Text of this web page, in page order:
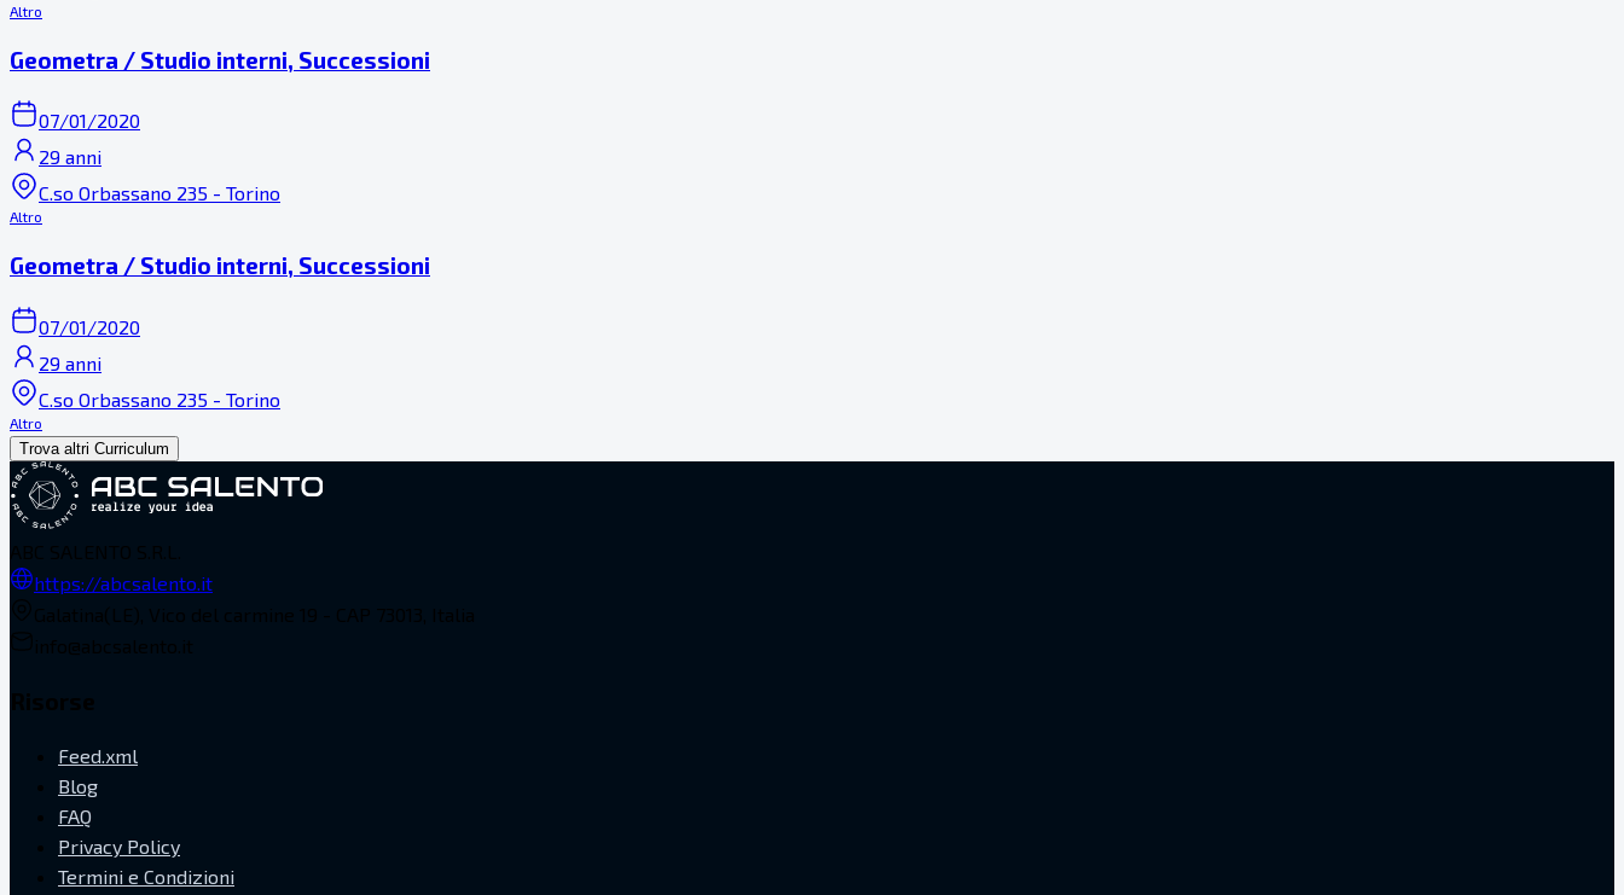
Altro
Geometra / Studio interni, Successioni
07/01/2020
29 anni
C.so Orbassano 235 - Torino
Altro
Geometra / Studio interni, Successioni
07/01/2020
29 anni
C.so Orbassano 235 - Torino
Altro
Trova altri Curriculum
https://abcsalento.it
Feed.xml
Blog
FAQ
Privacy Policy
Termini e Condizioni